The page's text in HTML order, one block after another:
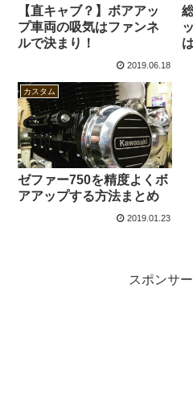
【直キャブ？】ボアアッ
プ車両の吸気はファンネ
ルで決まり！
2019.06.18
カスタム
ゼファー750を精度よくボ
アアップする方法まとめ
2019.01.23
スポンサ